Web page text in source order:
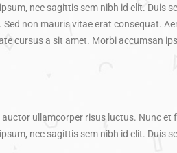
nec sagittis sem nibh id elit. Duis
non mauris vitae erat consequat.
cursus a sit amet. Morbi accumsan
ullamcorper risus luctus. Nunc et
nec sagittis sem nibh id elit. Duis